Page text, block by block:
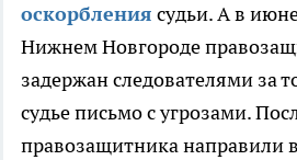
оскорбления судьи. А в
Нижнем Новгороде
задержан следователями за
судье письмо с угрозами.
правозащитника направили